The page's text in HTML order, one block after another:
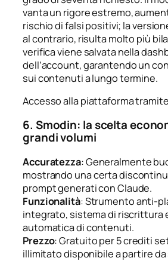
vanta un rigore estremo,
rischio di falsi positivi; la
al contrario, risulta molto più
verifica viene salvata nella
dell’account, garantendo un
sui contenuti a lungo termine.
Accesso alla piattaforma tramite
6. Smodin: la scelta
grandi volumi
Accuratezza: Generalmente
mostrando una certa
prompt generati con Claude.
Funzionalità: Strumento anti-
integrato, sistema di riscrittura
automatica di contenuti.
Prezzo: Gratuito per 5 crediti
illimitato disponibile a partire da